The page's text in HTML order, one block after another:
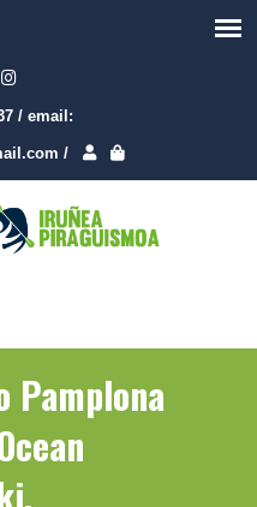
/ email:
/
Pamplona